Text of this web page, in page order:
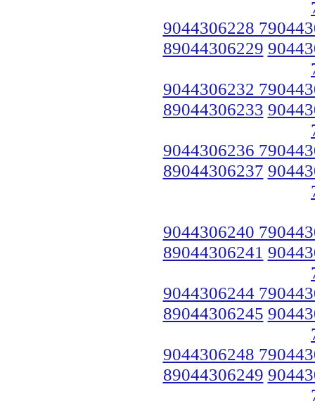
9044306228
89044306229
9044306232
89044306233
9044306236
89044306237
9044306240
89044306241
9044306244
89044306245
9044306248
89044306249